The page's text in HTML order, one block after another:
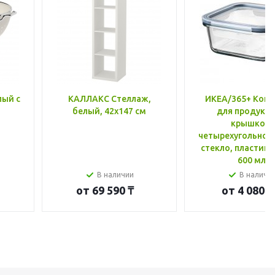
с
КАЛЛАКС Стеллаж,
белый, 42x147 см
В наличии
от 69 590 ₸
ИКЕА/365+
для
крышкой,
стекло, пластик
600 мл
В
от 4 080 ₸